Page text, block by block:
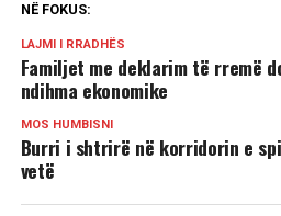
NË FOKUS:
LAJMI I RRADHËS
Familjet me deklarim të rremë
ndihma ekonomike
MOS HUMBISNI
Burri i shtrirë në korridorin e
vetë